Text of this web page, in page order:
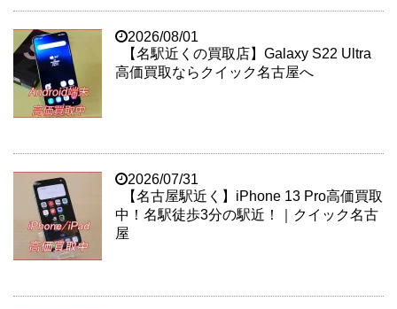
2026/08/01
【名駅近くの買取店】Galaxy S22 Ultra
高価買取ならクイック名古屋へ
2026/07/31
【名古屋駅近く】iPhone 13 Pro高価買取
中！名駅徒歩3分の駅近！｜クイック名古
屋